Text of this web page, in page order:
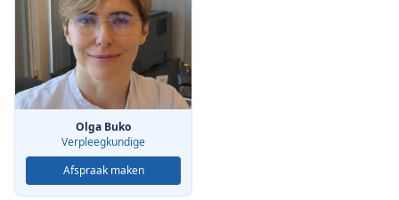
Olga Buko
Verpleegkundige
Afspraak maken